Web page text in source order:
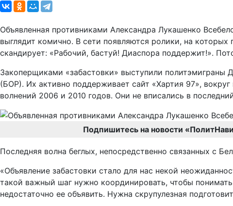
Объявленная противниками Александра Лукашенко
выглядит комично. В сети появляются ролики, на
скандирует: «Рабочий, бастуй! Диаспора поддержит!».
Закоперщиками «забастовки» выступили политэмиграны
(БОР). Их активно поддерживает сайт «Хартия 97»,
волнений 2006 и 2010 годов. Они не вписались в
Подпишитесь на новости
Последняя волна беглых, непосредственно связанных с
«Объявление забастовки стало для нас некой
такой важный шаг нужно координировать, чтобы
недостаточно ее объявить. Нужна скрупулезная